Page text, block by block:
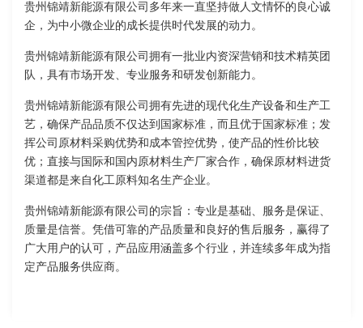
贵州锦靖新能源有限公司多年来一直坚持做人文情怀的良心诚
企，为中小微企业的成长提供时代发展的动力。
贵州锦靖新能源有限公司拥有一批业内资深营销和技术精英团
队，具有市场开发、专业服务和研发创新能力。
贵州锦靖新能源有限公司拥有先进的现代化生产设备和生产工
艺，确保产品品质不仅达到国家标准，而且优于国家标准；发
挥公司原材料采购优势和成本管控优势，使产品的性价比较
优；直接与国际和国内原材料生产厂家合作，确保原材料进货
渠道都是来自化工原料知名生产企业。
贵州锦靖新能源有限公司的宗旨：专业是基础、服务是保证、
质量是信誉。凭借可靠的产品质量和良好的售后服务，赢得了
广大用户的认可，产品应用涵盖多个行业，并连续多年成为指
定产品服务供应商。